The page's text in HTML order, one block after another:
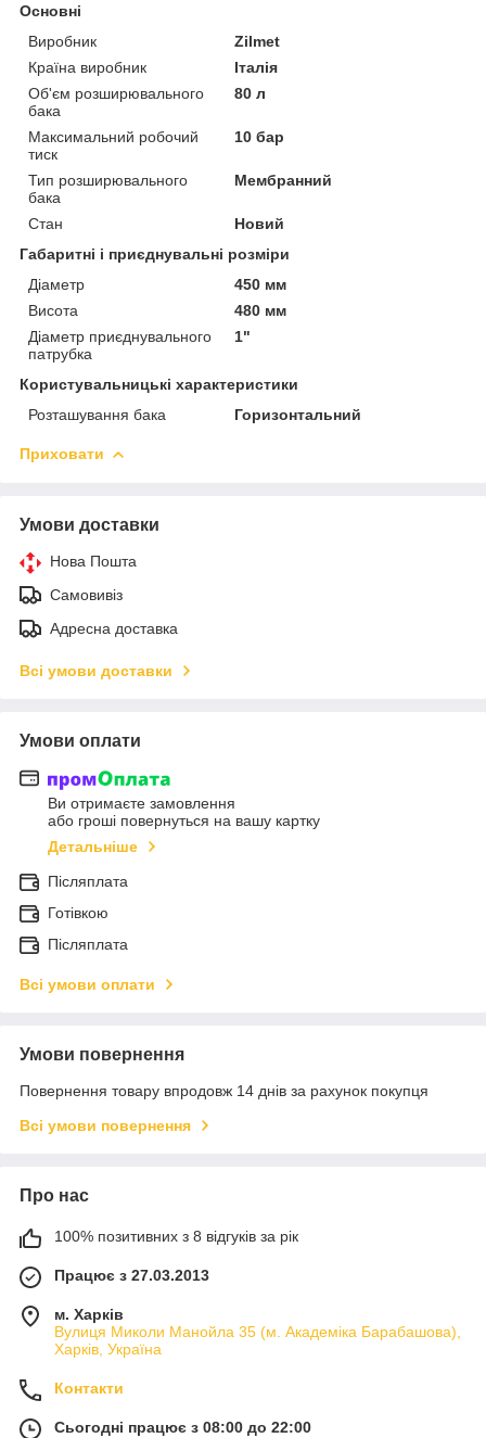
Основні
Виробник
Zilmet
Країна виробник
Італія
Об'єм розширювального
бака
80 л
Максимальний робочий
тиск
10 бар
Тип розширювального
бака
Мембранний
Стан
Новий
Габаритні і приєднувальні розміри
Діаметр
450 мм
Висота
480 мм
Діаметр приєднувального
патрубка
1"
Користувальницькі характеристики
Розташування бака
Горизонтальний
Приховати
Умови доставки
Нова Пошта
Самовивіз
Адресна доставка
Всі умови доставки
Умови оплати
Ви отримаєте замовлення
або гроші повернуться на вашу картку
Детальніше
Післяплата
Готівкою
Післяплата
Всі умови оплати
Умови повернення
Повернення товару впродовж 14 днів за рахунок покупця
Всі умови повернення
Про нас
100% позитивних з 8 відгуків за рік
Працює з 27.03.2013
м. Харків
Вулиця Миколи Манойла 35 (м. Академіка Барабашова),
Харків, Україна
Контакти
Сьогодні працює з 08:00 до 22:00